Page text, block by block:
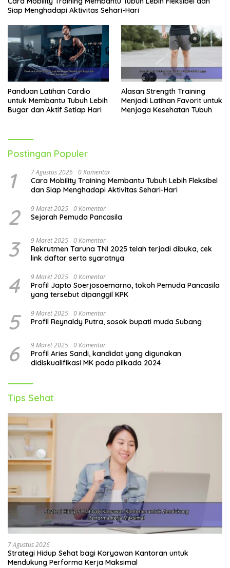
Siap Menghadapi Aktivitas Sehari-Hari
Panduan Latihan Cardio
untuk Membantu Tubuh Lebih
Bugar dan Aktif Setiap Hari
Alasan Strength Training
Menjadi Latihan Favorit untuk
Menjaga Kesehatan Tubuh
Postingan Populer
1 7 Agustus 2026 0 Komentar
Cara Mobility Training Membantu Tubuh Lebih Fleksibel
dan Siap Menghadapi Aktivitas Sehari-Hari
2 9 Maret 2025 0 Komentar
Sejarah Pemuda Pancasila
3 9 Maret 2025 0 Komentar
Rekrutmen Taruna TNI 2025 telah terjadi dibuka, cek
link daftar serta syaratnya
4 9 Maret 2025 0 Komentar
Profil Japto Soerjosoemarno, tokoh Pemuda Pancasila
yang tersebut dipanggil KPK
5 9 Maret 2025 0 Komentar
Profil Reynaldy Putra, sosok bupati muda Subang
6 9 Maret 2025 0 Komentar
Profil Aries Sandi, kandidat yang digunakan
didiskualifikasi MK pada pilkada 2024
Tips Sehat
7 Agustus 2026
Strategi Hidup Sehat bagi Karyawan Kantoran untuk
Mendukung Performa Kerja Maksimal